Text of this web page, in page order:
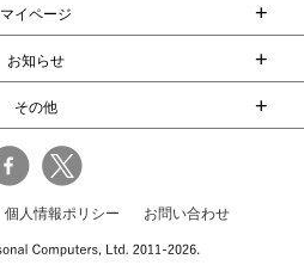
マイページ +
お知らせ +
その他 +
個人情報ポリシー お問い合わせ